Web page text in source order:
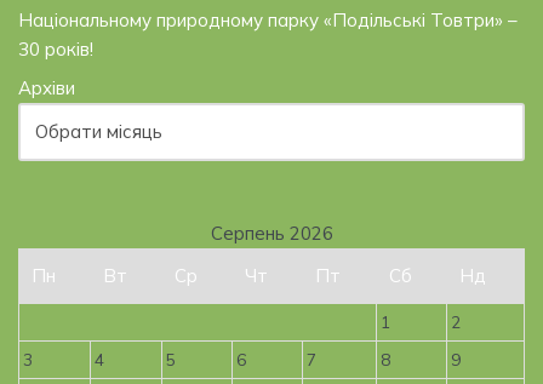
Національному природному парку «Подільські Товтри» –
30 років!
Архіви
Серпень 2026
Пн
Вт Ср Чт Пт Сб Нд
1
2
3
4 5 6 7 8 9